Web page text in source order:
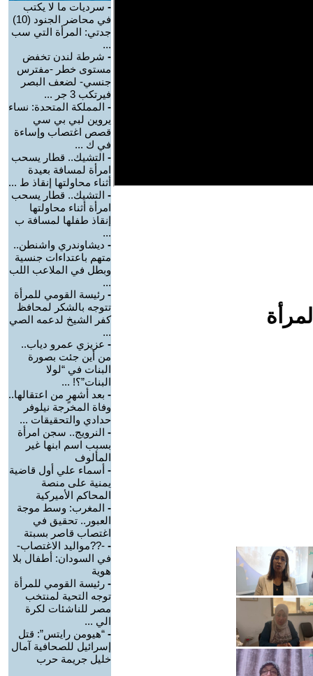
- سرديات ما لا يكتب
في محاضر الجنود (10)
جدتي: المرأة التي سب
...
- شرطة لندن تخفض
مستوى خطر -مفترس
جنسي- لضعف البصر
فيرتكب 3 جر ...
- المملكة المتحدة: نساء
يروين لبي بي سي
قصص اغتصاب وإساءة
في ك ...
- التشيك.. قطار يسحب
امرأة لمسافة بعيدة
أثناء محاولتها إنقاذ ط ...
- التشيك.. قطار يسحب
امرأة أثناء محاولتها
إنقاذ طفلها لمسافة ب
...
- ديشاوندري واشنطن..
متهم باعتداءات جنسية
وبطل في الملاعب اللب
...
- رئيسة القومي للمرأة
تتوجه بالشكر لمحافظ
كفر الشيخ لدعمه الصي
...
- عزيزي عمرو دياب..
من أين جئت بصورة
البنات في “لولا
البنات”؟! ...
- بعد أشهرٍ من اعتقالها..
وفاة المخرجة نيلوفر
حدادي والتحقيقات ...
- النرويج.. سجن امرأة
بسبب اسم ابنها غير
المألوف
- أسماء علي أول قاضية
يمنية على منصة
المحاكم الأميركية
- المغرب: وسط موجة
العبور.. تحقيق في
اغتصاب قاصر بسبتة
- -??مواليد الاغتصاب-
في السودان: أطفال بلا
هوية
- رئيسة القومي للمرأة
توجه التحية لمنتخب
مصر للناشئات لكرة
الي ...
- “هيومن رايتس”: قتل
إسرائيل للصحافية آمال
خليل جريمة حرب